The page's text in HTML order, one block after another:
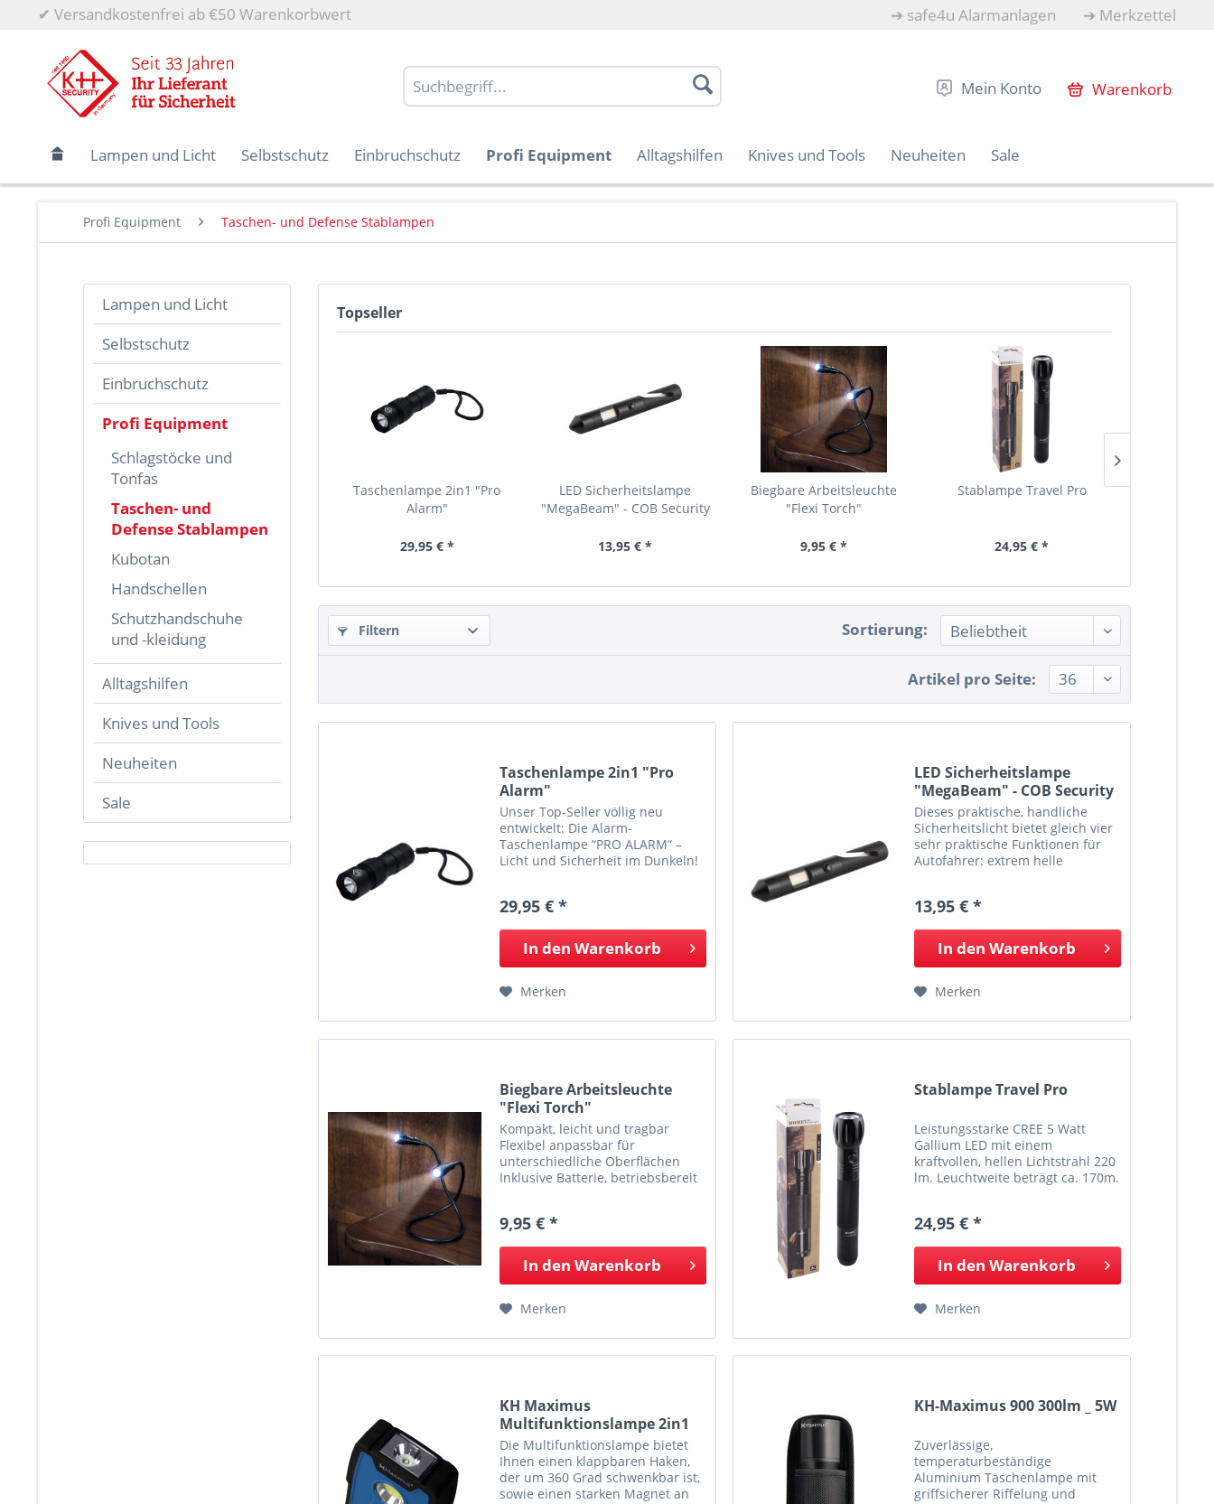
✔ Versandkostenfrei ab €50 Warenkorbwert ➔ safe4u Alarmanlagen ➔ Merkzettel
Mein Konto Warenkorb
Lampen und Licht Selbstschutz Einbruchschutz Profi Equipment Alltagshilfen Knives und Tools Neuheiten Sale
Profi Equipment Taschen- und Defense Stablampen
Lampen und Licht
Selbstschutz
Einbruchschutz
Profi Equipment
Schlagstöcke und
Tonfas
Taschen- und
Defense Stablampen
Kubotan
Handschellen
Schutzhandschuhe
und -kleidung
Alltagshilfen
Knives und Tools
Neuheiten
Sale
Topseller
Taschenlampe 2in1 "Pro
Alarm"
29,95 € *
LED Sicherheitslampe
"MegaBeam" - COB Security
13,95 € *
Biegbare Arbeitsleuchte
"Flexi Torch"
9,95 € *
Stablampe Travel Pro
24,95 € *
Filtern Sortierung:
Artikel pro Seite:
Taschenlampe 2in1 "Pro
Alarm"
Unser Top-Seller völlig neu
entwickelt: Die Alarm-
Taschenlampe “PRO ALARM“ –
Licht und Sicherheit im Dunkeln!
kh-security sind Sie im Dunkeln
immer sicher unterwegs: Die
super kompakte...
29,95 € *
In den Warenkorb
Merken
LED Sicherheitslampe
"MegaBeam" - COB Security
Dieses praktische, handliche
Sicherheitslicht bietet gleich vier
sehr praktische Funktionen für
Autofahrer: extrem helle
Blinklicht (um bspw. bei einer
Panne auf sich aufmerksam zu...
13,95 € *
In den Warenkorb
Merken
Biegbare Arbeitsleuchte
"Flexi Torch"
Kompakt, leicht und tragbar
Flexibel anpassbar für
unterschiedliche Oberflächen
Inklusive Batterie, betriebsbereit
9,95 € *
In den Warenkorb
Merken
Stablampe Travel Pro
Leistungsstarke CREE 5 Watt
Gallium LED mit einem
kraftvollen, hellen Lichtstrahl 220
lm. Leuchtweite beträgt ca. 170m.
Flugzeugaluminium.
und stoßfest....
24,95 € *
In den Warenkorb
Merken
KH Maximus
Multifunktionslampe 2in1
Die Multifunktionslampe bietet
Ihnen einen klappbaren Haken,
der um 360 Grad schwenkbar ist,
sowie einen starken Magnet an
KH-Maximus 900 300lm _ 5W
Zuverlässige,
temperaturbeständige
Aluminium Taschenlampe mit
griffsicherer Riffelung und